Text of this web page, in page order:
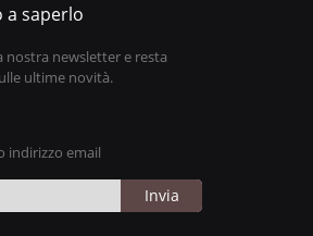
a saperlo
nostra newsletter e resta
ultime novità.
indirizzo email
Invia